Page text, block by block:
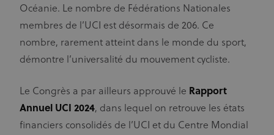
Océanie. Le nombre de Fédérations Nationales
membres de l’UCI est désormais de 206. Ce
nombre, rarement atteint dans le monde du sport,
démontre l’universalité du mouvement cycliste.
Le Congrès a par ailleurs approuvé le Rapport
Annuel UCI 2024, dans lequel on retrouve les états
financiers consolidés de l’UCI et du Centre Mondial